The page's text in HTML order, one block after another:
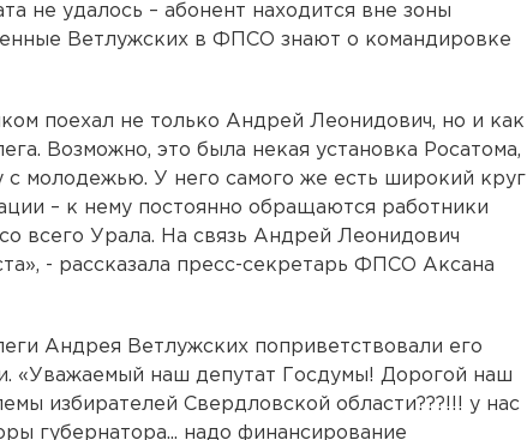
не удалось – абонент находится вне зоны
Ветлужских в ФПСО знают о командировке
поехал не только Андрей Леонидович, но и как
Возможно, это была некая установка Росатома,
с молодежью. У него самого же есть широкий круг
– к нему постоянно обращаются работники
всего Урала. На связь Андрей Леонидович
- рассказала пресс-секретарь ФПСО Аксана
Андрея Ветлужских поприветствовали его
«Уважаемый наш депутат Госдумы! Дорогой наш
избирателей Свердловской области???!!! у нас
губернатора... надо финансирование